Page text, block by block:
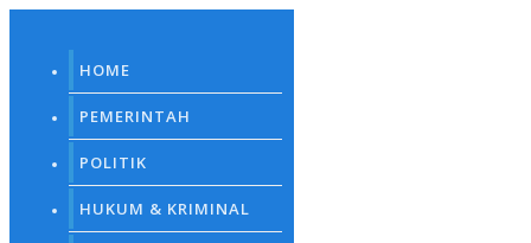
HOME
PEMERINTAH
POLITIK
HUKUM & KRIMINAL